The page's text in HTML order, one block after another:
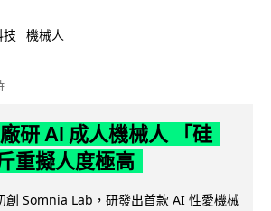
技 機械人
研 AI 成人機械人 「硅
重擬人度極高
創 Somnia Lab，研發出首款 AI 性愛機械